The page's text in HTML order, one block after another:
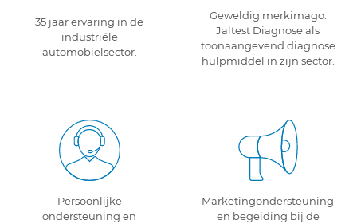
35 jaar ervaring in de
industriële
automobielsector.
Geweldig merkimago.
Jaltest Diagnose als
toonaangevend diagnose
hulpmiddel in zijn sector.
Persoonlijke
ondersteuning en
Marketingondersteuning
en begeiding bij de